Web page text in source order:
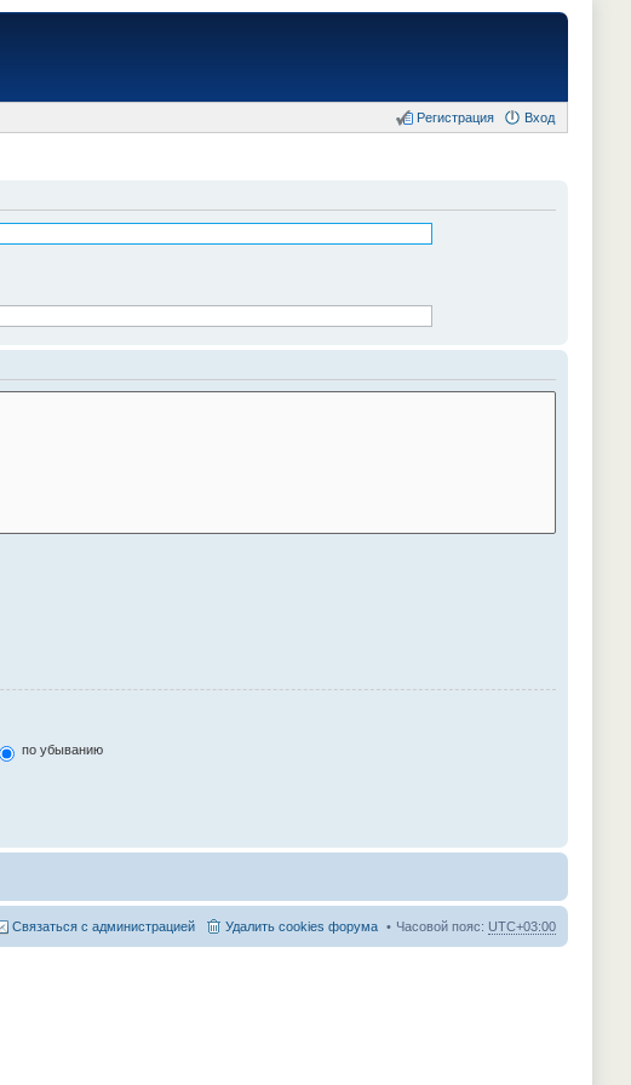
Вход
Регистрация
по убыванию
Часовой пояс: UTC+03:00
Удалить cookies форума
Связаться с администрацией